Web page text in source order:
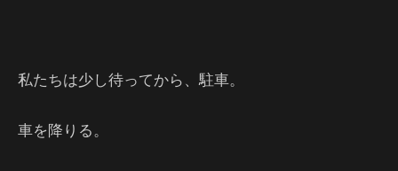
私たちは少し待ってから、駐車。
車を降りる。